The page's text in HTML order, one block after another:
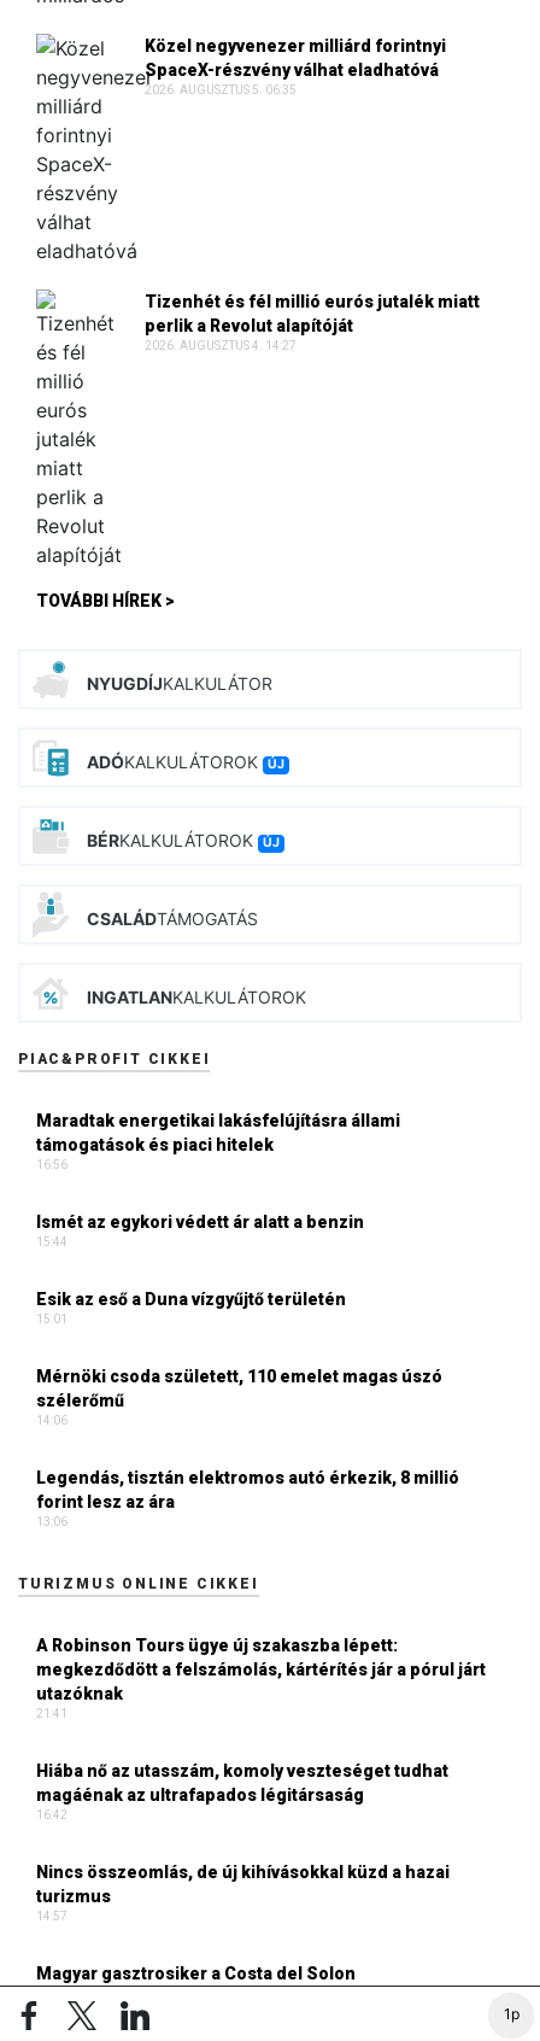
1p
Közel negyvenezer milliárd forintnyi
SpaceX-részvény válhat eladhatóvá
2026. AUGUSZTUS 5. 06:35
Tizenhét és fél millió eurós jutalék miatt
perlik a Revolut alapítóját
2026. AUGUSZTUS 4. 14:27
TOVÁBBI HÍREK >
NYUGDÍJKALKULÁTOR
ADÓKALKULÁTOROK ÚJ
BÉRKALKULÁTOROK ÚJ
CSALÁDTÁMOGATÁS
INGATLANKALKULÁTOROK
PIAC&PROFIT CIKKEI
Maradtak energetikai lakásfelújításra állami
támogatások és piaci hitelek
16:56
Ismét az egykori védett ár alatt a benzin
15:44
Esik az eső a Duna vízgyűjtő területén
15:01
Mérnöki csoda született, 110 emelet magas úszó
szélerőmű
14:06
Legendás, tisztán elektromos autó érkezik, 8 millió
forint lesz az ára
13:06
TURIZMUS ONLINE CIKKEI
A Robinson Tours ügye új szakaszba lépett:
megkezdődött a felszámolás, kártérítés jár a pórul járt
utazóknak
21:41
Hiába nő az utasszám, komoly veszteséget tudhat
magáénak az ultrafapados légitársaság
16:42
Nincs összeomlás, de új kihívásokkal küzd a hazai
turizmus
14:57
Magyar gasztrosiker a Costa del Solon